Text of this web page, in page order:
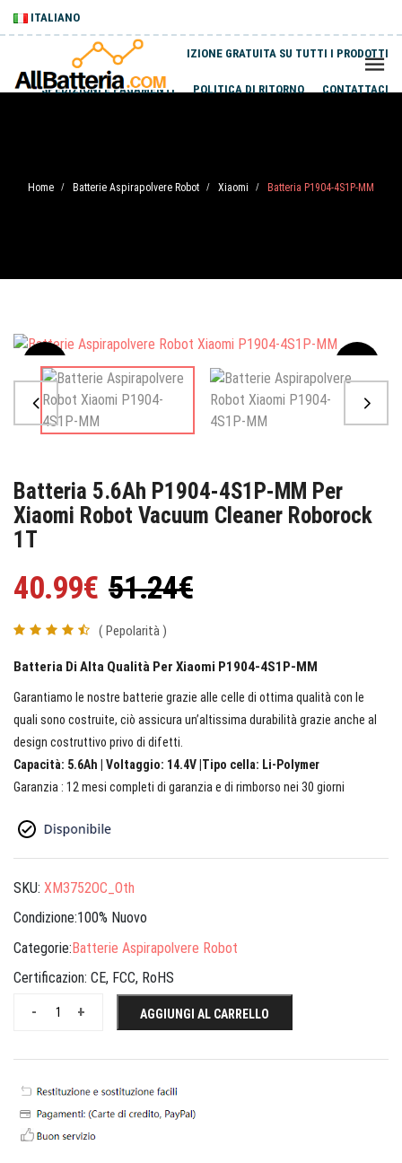
ITALIANO
SPEDIZIONE GRATUITA SU TUTTI I PRODOTTI
SPEDIZIONI E PAGAMENTI POLITICA DI RITORNO CONTATTACI
Home / Batterie Aspirapolvere Robot / Xiaomi / Batteria P1904-4S1P-MM
Sale
Batteria 5.6Ah P1904-4S1P-MM Per
Xiaomi Robot Vacuum Cleaner Roborock
1T
40.99€ 51.24€
( Pepolarità )
Batteria Di Alta Qualità Per Xiaomi P1904-4S1P-MM
Garantiamo le nostre batterie grazie alle celle di ottima qualità con le
quali sono costruite, ciò assicura un’altissima durabilità grazie anche al
design costruttivo privo di difetti.
Capacità: 5.6Ah | Voltaggio: 14.4V |Tipo cella: Li-Polymer
Garanzia : 12 mesi completi di garanzia e di rimborso nei 30 giorni
SKU: XM3752OC_Oth
Condizione:100% Nuovo
Categorie:Batterie Aspirapolvere Robot
Certificazion: CE, FCC, RoHS
+
- AGGIUNGI AL CARRELLO